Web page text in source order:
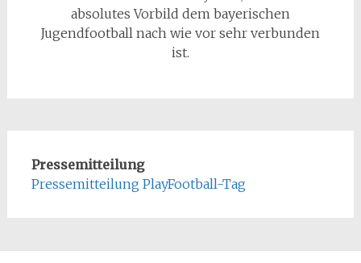
absolutes Vorbild dem bayerischen
Jugendfootball nach wie vor sehr verbunden
ist.
Pressemitteilung
Pressemitteilung PlayFootball-Tag